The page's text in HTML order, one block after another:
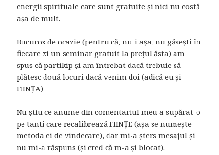
energii spirituale care sunt gratuite și nici nu costă
așa de mult.
Bucuros de ocazie (pentru că, nu-i așa, nu găsești în
fiecare zi un seminar gratuit la prețul ăsta) am
spus că partikip și am întrebat dacă trebuie să
plătesc două locuri dacă venim doi (adică eu și
FIINȚA)
Nu știu ce anume din comentariul meu a supărat-o
pe tanti care recalibrează FIINȚE (așa se numește
metoda ei de vindecare), dar mi-a șters mesajul și
nu mi-a răspuns (și cred că m-a și blocat).